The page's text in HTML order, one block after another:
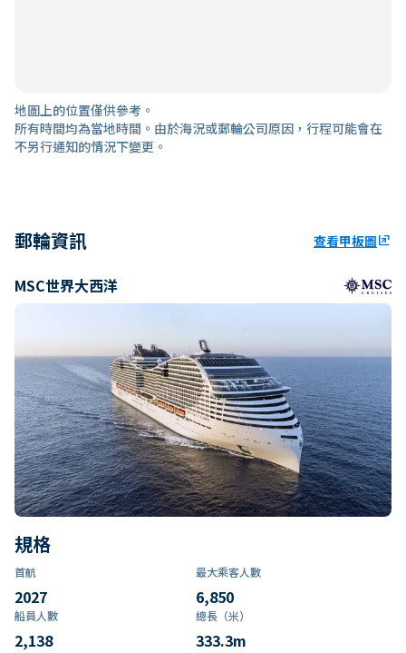
地圖上的位置僅供參考。
所有時間均為當地時間。由於海況或郵輪公司原因，行程可能會在
不另行通知的情況下變更。
郵輪資訊 查看甲板圖ungroup
MSC世界大西洋
規格
首航
2027
最大乘客人數
6,850
船員人數
2,138
總長（米）
333.3m